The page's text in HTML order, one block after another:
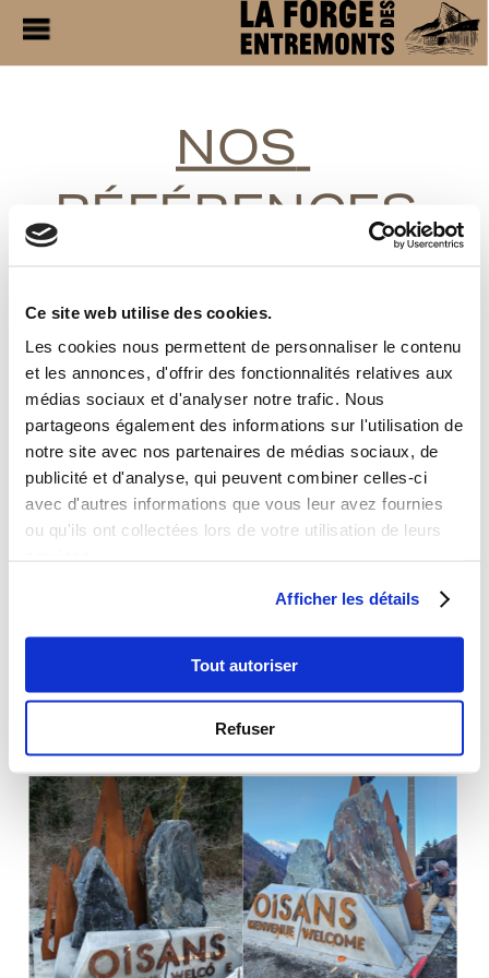
Ce site web utilise des cookies.
Les cookies nous permettent de personnaliser le contenu
et les annonces, d'offrir des fonctionnalités relatives aux
médias sociaux et d'analyser notre trafic. Nous
partageons également des informations sur l'utilisation de
notre site avec nos partenaires de médias sociaux, de
publicité et d'analyse, qui peuvent combiner celles-ci
avec d'autres informations que vous leur avez fournies
ou qu'ils ont collectées lors de votre utilisation de leurs
Afficher les détails
Tout autoriser
Refuser
Notre dossier de références
NOS
RÉFÉRENCES
SCULPTURES
PORTEs D'ENTRée du
territoire de
l'oisans